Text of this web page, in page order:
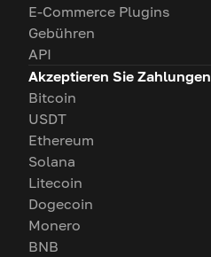
E-Commerce Plugins
Gebühren
API
Akzeptieren Sie Zahlungen
Bitcoin
USDT
Ethereum
Solana
Litecoin
Dogecoin
Monero
BNB